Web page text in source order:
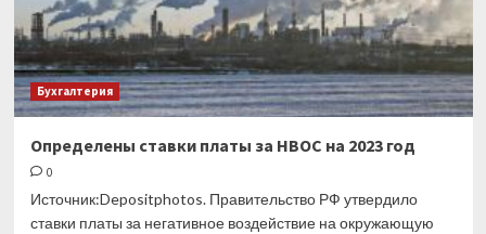
мл
Бухгалтерия
Определены ставки платы за НВОС на 2023 год
0
Источник:Depositphotos. Правительство РФ утвердило
ставки платы за негативное воздействие на окружающую